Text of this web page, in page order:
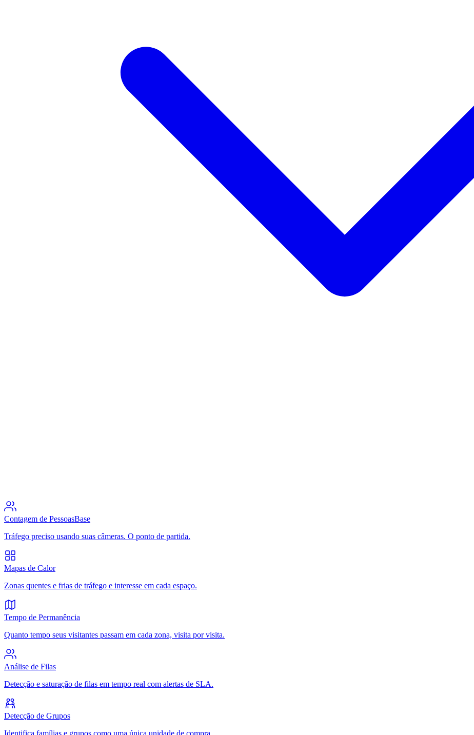
Contagem de PessoasBase
Tráfego preciso usando suas câmeras. O ponto de partida.
Mapas de Calor
Zonas quentes e frias de tráfego e interesse em cada espaço.
Tempo de Permanência
Quanto tempo seus visitantes passam em cada zona, visita por visita.
Análise de Filas
Detecção e saturação de filas em tempo real com alertas de SLA.
Detecção de Grupos
Identifica famílias e grupos como uma única unidade de compra.